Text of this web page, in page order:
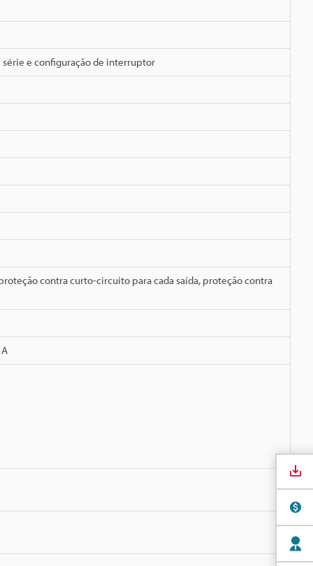
e configuração de interruptor
contra curto-circuito para cada saída, proteção contra